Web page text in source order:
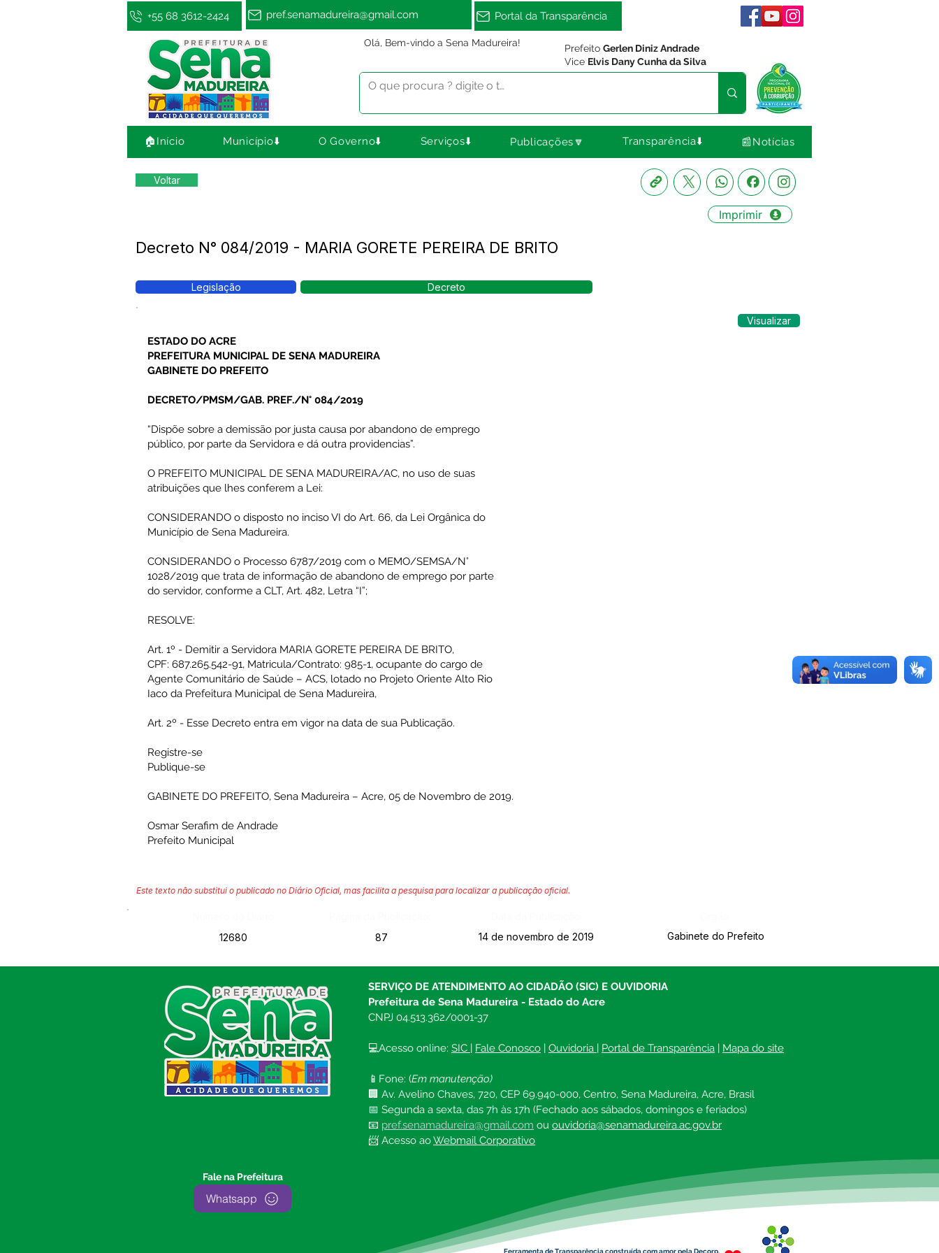
+55 68 3612-2424 pref.senamadureira@gmail.com Portal da Transparência
Olá, Bem-vindo a Sena Madureira! Prefeito Gerlen Diniz Andrade
Vice Elvis Dany Cunha da Silva
🏠Início Município⬇️ O Governo⬇️ Serviços⬇️ Publicações🔽 Transparência⬇️ 📰Notícias
Voltar
Imprimir
Decreto N° 084/2019 - MARIA GORETE PEREIRA DE BRITO
Legislação Decreto
Visualizar
ESTADO DO ACRE
PREFEITURA MUNICIPAL DE SENA MADUREIRA
GABINETE DO PREFEITO
DECRETO/PMSM/GAB. PREF./N° 084/2019
“Dispõe sobre a demissão por justa causa por abandono de emprego
público, por parte da Servidora e dá outra providencias”.
O PREFEITO MUNICIPAL DE SENA MADUREIRA/AC, no uso de suas
atribuições que lhes conferem a Lei:
CONSIDERANDO o disposto no inciso VI do Art. 66, da Lei Orgânica do
Município de Sena Madureira.
CONSIDERANDO o Processo 6787/2019 com o MEMO/SEMSA/N°
1028/2019 que trata de informação de abandono de emprego por parte
do servidor, conforme a CLT, Art. 482, Letra “I”;
RESOLVE:
Art. 1º - Demitir a Servidora MARIA GORETE PEREIRA DE BRITO,
CPF: 687.265.542-91, Matricula/Contrato: 985-1, ocupante do cargo de
Agente Comunitário de Saúde – ACS, lotado no Projeto Oriente Alto Rio
Iaco da Prefeitura Municipal de Sena Madureira,
Art. 2º - Esse Decreto entra em vigor na data de sua Publicação.
Registre-se
Publique-se
GABINETE DO PREFEITO, Sena Madureira – Acre, 05 de Novembro de 2019.
Osmar Serafim de Andrade
Prefeito Municipal
Este texto não substitui o publicado no Diário Oficial, mas facilita a pesquisa para localizar a publicação oficial.
12680
87 14 de novembro de 2019 Gabinete do Prefeito
CIDADÃO (SIC) E OUVIDORIA
Prefeitura de Sena Madureira
CNPJ 04.513.362/0001-37
Av. Avelino Chaves, n° 720, 69940-
Sena Madureira, Acre, Brasil
Fone: +55 (68) 9927-0502
SERVIÇO DE ATENDIMENTO AO CIDADÃO (SIC) E OUVIDORIA
Prefeitura de Sena Madureira - Estado do Acre
CNPJ 04.513.362/0001-37
💻Acesso online: SIC | Fale Conosco | Ouvidoria | Portal de Transparência | Mapa do site
📱Fone: (Em manutenção)
🏢 Av. Avelino Chaves, 720, CEP 69.940-000, Centro, Sena Madureira, Acre, Brasil
📅 Segunda a sexta, das 7h às 17h (Fechado aos sábados, domingos e feriados)
📧 pref.senamadureira@gmail.com ou ouvidoria@senamadureira.ac.gov.br
📨 Acesso ao Webmail Corporativo
Fale na Prefeitura
Whatsapp
Ferramenta de Transparência construída com amor pela Decorp.